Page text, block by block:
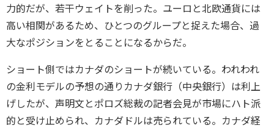
力的だが、若干ウェイトを削った。ユーロと北欧通貨には
高い相関があるため、ひとつのグループと捉えた場合、過
大なポジションをとることになるからだ。
ショート側ではカナダのショートが続いている。われわれ
の金利モデルの予想の通りカナダ銀行（中央銀行）は利上
げしたが、声明文とポロズ総裁の記者会見が市場にハト派
的と受け止められ、カナダドルは売られている。カナダ経